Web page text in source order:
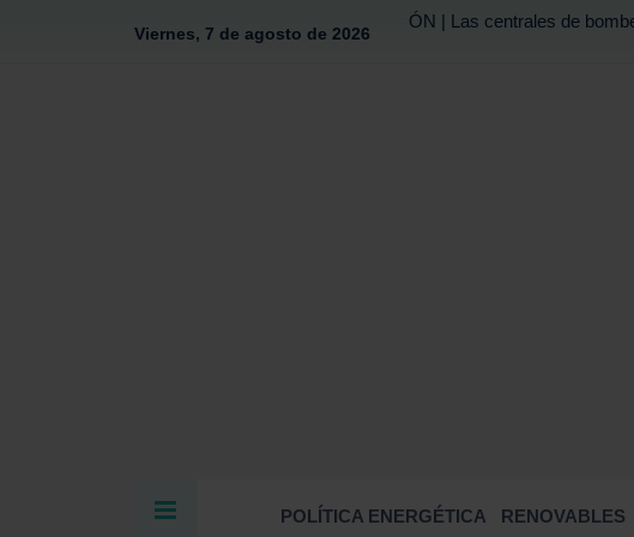
Viernes, 7 de agosto de 2026
ÓN | Las centrales de
POLÍTICA ENERGÉTICA RENOVABLES